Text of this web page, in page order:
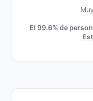
El 99.6% de